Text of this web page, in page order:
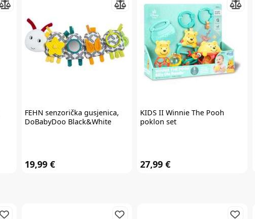
FEHN senzorička gusjenica,
DoBabyDoo Black&White
19,99 €
KIDS II Winnie The Pooh
poklon set
27,99 €
Prijavite se na
newsletter
i iskoristite
7% popusta
*Prijavom na newsletter pristajete da vam tvrtka AKIDS HR d.o.o. može
slati razne personalizirane komercijalne poruke na vašu e-mail adresu te
Baby Brezza i Scoot & Ride te kod kupnje darovnih kartica i plaćanja